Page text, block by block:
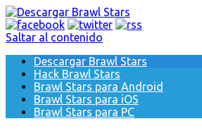
Saltar al contenido
Descargar Brawl Stars
Hack Brawl Stars
Brawl Stars para Android
Brawl Stars para iOS
Brawl Stars para PC